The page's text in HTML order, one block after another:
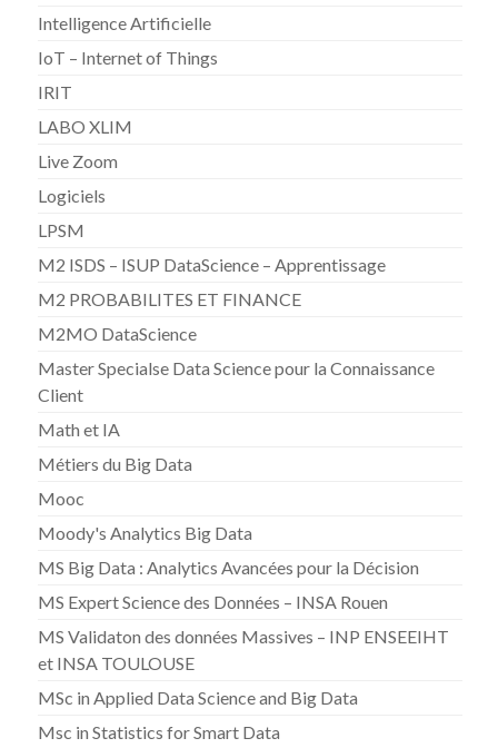
Intelligence Artificielle
IoT – Internet of Things
IRIT
LABO XLIM
Live Zoom
Logiciels
LPSM
M2 ISDS – ISUP DataScience – Apprentissage
M2 PROBABILITES ET FINANCE
M2MO DataScience
Master Specialse Data Science pour la Connaissance
Client
Math et IA
Métiers du Big Data
Mooc
Moody's Analytics Big Data
MS Big Data : Analytics Avancées pour la Décision
MS Expert Science des Données – INSA Rouen
MS Validaton des données Massives – INP ENSEEIHT
et INSA TOULOUSE
MSc in Applied Data Science and Big Data
Msc in Statistics for Smart Data